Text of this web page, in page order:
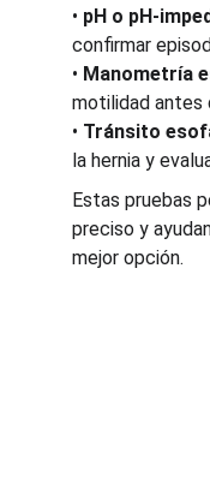
• pH o pH-
confirmar
• Manometría
motilidad antes
• Tránsito
la hernia y
Estas pruebas
preciso y
mejor opción.